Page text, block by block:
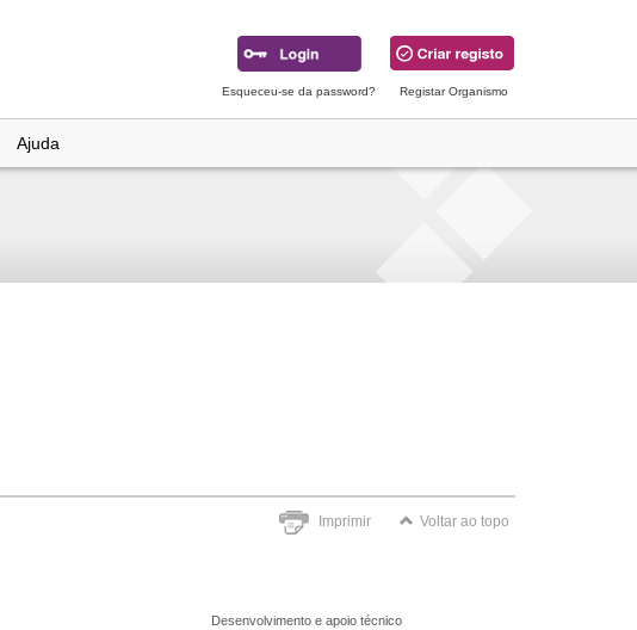
Esqueceu-se da password? Registar Organismo
Ajuda
Imprimir Voltar ao topo
Desenvolvimento e apoio técnico